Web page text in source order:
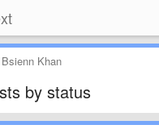
Bsienn Khan
by status